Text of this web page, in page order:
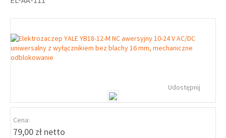
Udostępnij
Cena:
79,00 zł netto